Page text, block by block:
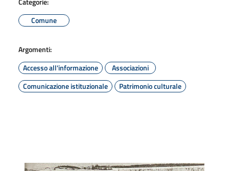
Comune
Argomenti:
Accesso all'informazione
Associazioni
Comunicazione istituzionale
Patrimonio culturale